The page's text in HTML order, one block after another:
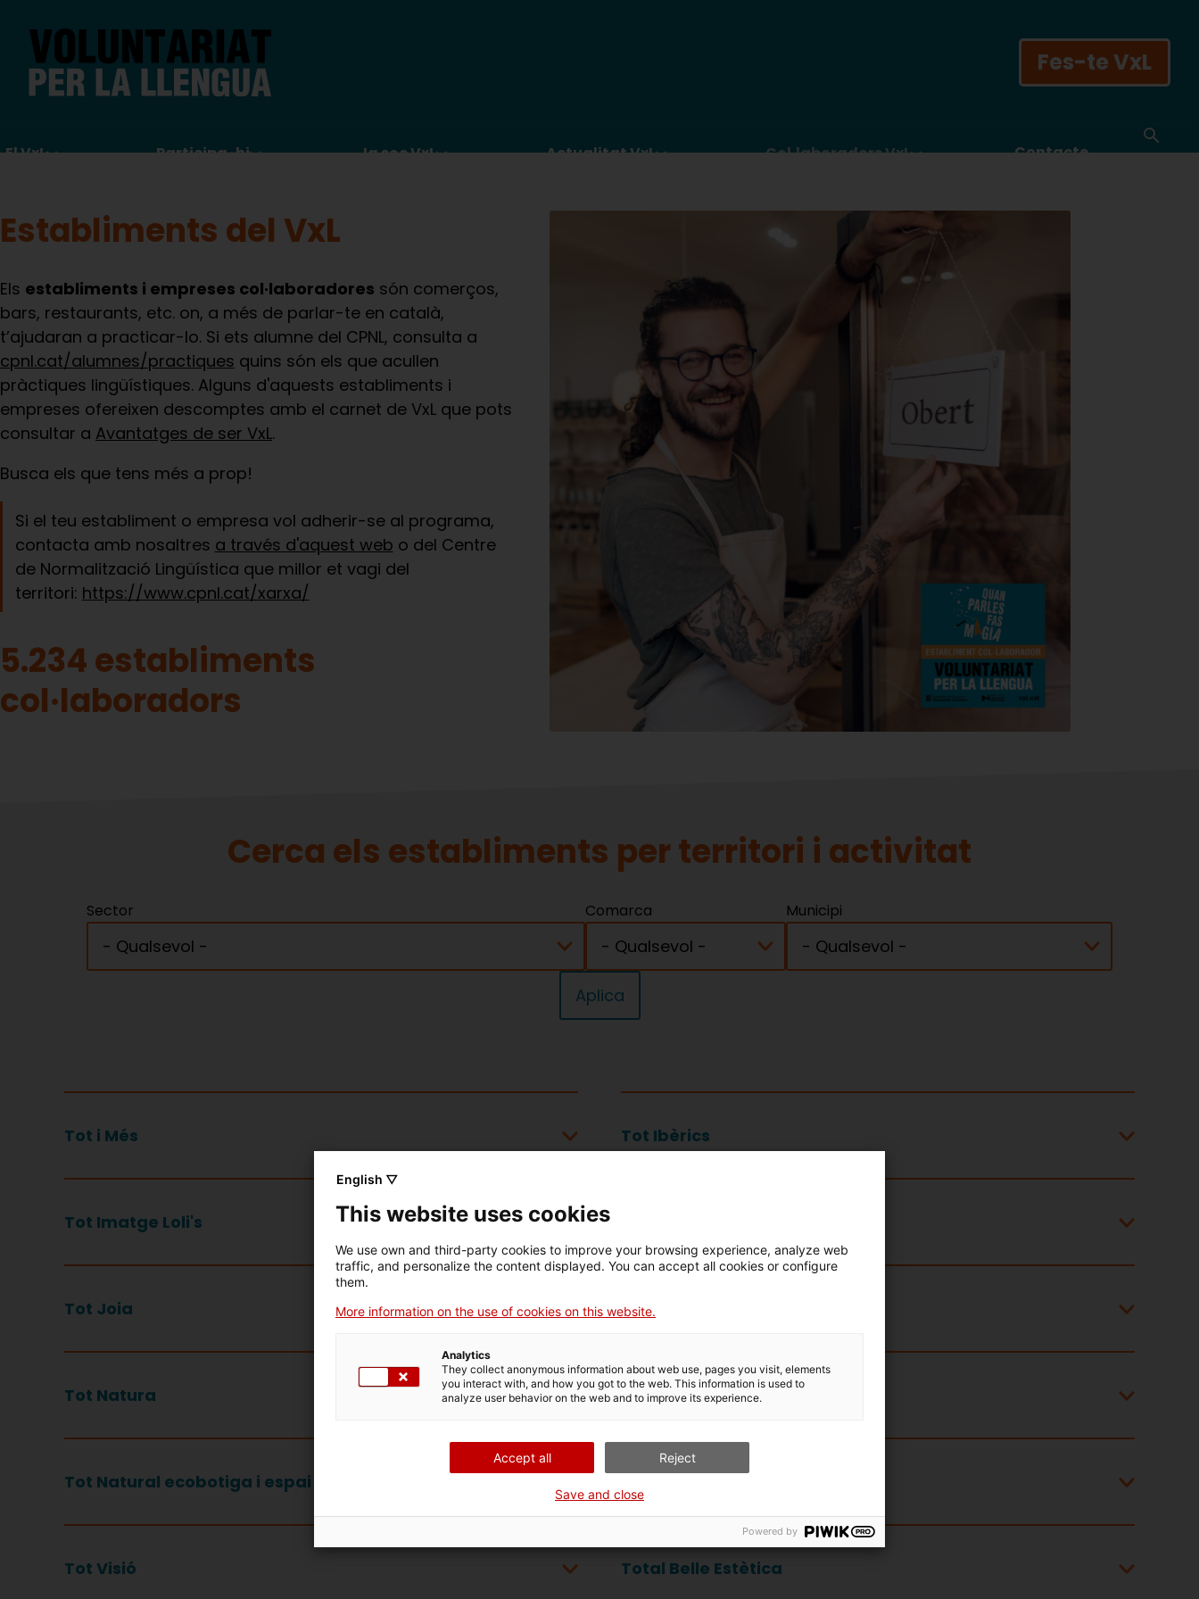
contingut
Fes-te VxL
Navegació
El VxL Participa-hi Ja soc VxL Actualitat VxL Col·laboradors VxL Contacte
Establiments del VxL
Els establiments i empreses col·laboradores són comerços,
bars, restaurants, etc. on, a més de parlar-te en català,
t’ajudaran a practicar-lo. Si ets alumne del CPNL, consulta a
cpnl.cat/alumnes/practiques quins són els que acullen
pràctiques lingüístiques. Alguns d'aquests establiments i
empreses ofereixen descomptes amb el carnet de VxL que pots
consultar a Avantatges de ser VxL.
Busca els que tens més a prop!
Si el teu establiment o empresa vol adherir-se al programa,
contacta amb nosaltres a través d'aquest web o del Centre
de Normalització Lingüística que millor et vagi del
territori: https://www.cpnl.cat/xarxa/
5.234 establiments
col·laboradors
Cerca els establiments per territori i activitat
Sector Comarca Municipi
Tot i Més Tot Ibèrics
Tot Imatge Loli's
Tot Joia Tot manualitats
Tot Natura TOT NATURAL
Tot Natural ecobotiga i espai de salut
Tot Visió Total Belle Estètica
English ▽
This website uses cookies
We use own and third-party cookies to improve your browsing experience, analyze web
traffic, and personalize the content displayed. You can accept all cookies or configure
them.
More information on the use of cookies on this website.
Analytics
They collect anonymous information about web use, pages you visit, elements
you interact with, and how you got to the web. This information is used to
analyze user behavior on the web and to improve its experience.
Accept all Reject
Save and close
Powered by